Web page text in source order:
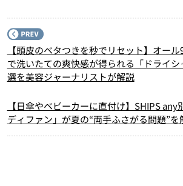
【頭皮のベタつきを秒でリセット】オー
で洗いたての爽快感が得られる「ドライ
選を美容ジャーナリストが解説
【日傘やベビーカーに直付け】SHIPS
ディファン」が夏の“両手ふさがる問題”を